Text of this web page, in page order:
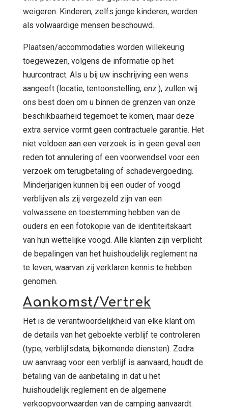
weigeren. Kinderen, zelfs jonge kinderen, worden
als volwaardige mensen beschouwd.
Plaatsen/accommodaties worden willekeurig
toegewezen, volgens de informatie op het
huurcontract. Als u bij uw inschrijving een wens
aangeeft (locatie, tentoonstelling, enz.), zullen wij
ons best doen om u binnen de grenzen van onze
beschikbaarheid tegemoet te komen, maar deze
extra service vormt geen contractuele garantie. Het
niet voldoen aan een verzoek is in geen geval een
reden tot annulering of een voorwendsel voor een
verzoek om terugbetaling of schadevergoeding.
Minderjarigen kunnen bij een ouder of voogd
verblijven als zij vergezeld zijn van een
volwassene en toestemming hebben van de
ouders en een fotokopie van de identiteitskaart
van hun wettelijke voogd. Alle klanten zijn verplicht
de bepalingen van het huishoudelijk reglement na
te leven, waarvan zij verklaren kennis te hebben
genomen.
Aankomst/Vertrek
Het is de verantwoordelijkheid van elke klant om
de details van het geboekte verblijf te controleren
(type, verblijfsdata, bijkomende diensten). Zodra
uw aanvraag voor een verblijf is aanvaard, houdt de
betaling van de aanbetaling in dat u het
huishoudelijk reglement en de algemene
verkoopvoorwaarden van de camping aanvaardt.